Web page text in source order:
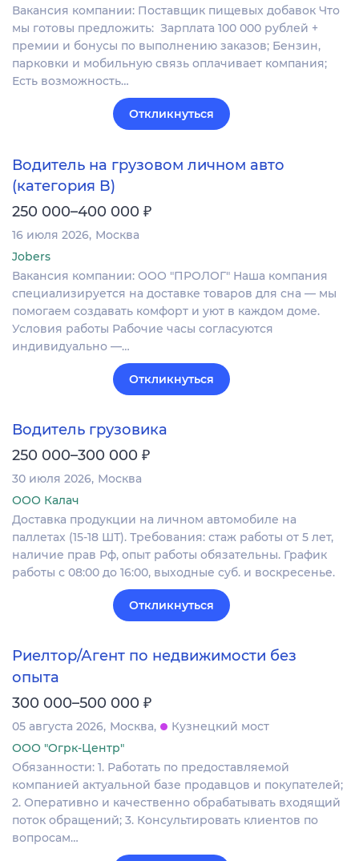
Вакансия компании: Поставщик пищевых добавок Что
мы готовы предложить: Зарплата 100 000 рублей +
премии и бонусы по выполнению заказов; Бензин,
парковки и мобильную связь оплачивает компания;
Есть возможность…
Откликнуться
Водитель на грузовом личном авто
(категория B)
250 000–400 000 ₽
16 июля 2026 Москва
Jobers
Вакансия компании: ООО "ПРОЛОГ" Наша компания
специализируется на доставке товаров для сна — мы
помогаем создавать комфорт и уют в каждом доме.
Условия работы Рабочие часы согласуются
индивидуально —…
Откликнуться
Водитель грузовика
250 000–300 000 ₽
30 июля 2026 Москва
ООО Калач
Доставка продукции на личном автомобиле на
паллетах (15-18 ШТ). Требования: стаж работы от 5 лет,
наличие прав Рф, опыт работы обязательны. График
работы с 08:00 до 16:00, выходные суб. и воскресенье.
Откликнуться
Риелтор/Агент по недвижимости без
опыта
300 000–500 000 ₽
05 августа 2026 Москва
Кузнецкий мост
ООО "Огрк-Центр"
Обязанности: 1. Работать по предоставляемой
компанией актуальной базе продавцов и покупателей;
2. Оперативно и качественно обрабатывать входящий
поток обращений; 3. Консультировать клиентов по
вопросам…